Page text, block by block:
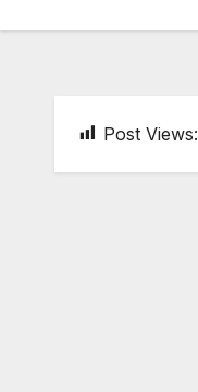
Post Views: